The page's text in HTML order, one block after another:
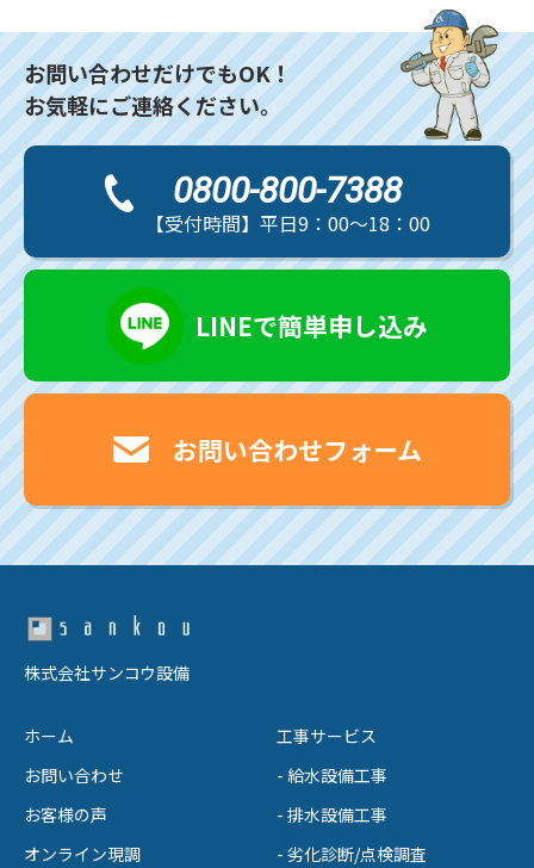
お問い合わせだけでもOK！
お気軽にご連絡ください。
0800-800-7388
【受付時間】平日9：00～18：00
LINEで簡単申し込み
お問い合わせフォーム
株式会社サンコウ設備
ホーム
お問い合わせ
お客様の声
オンライン現調
工事サービス
- 給水設備工事
- 排水設備工事
- 劣化診断/点検調査